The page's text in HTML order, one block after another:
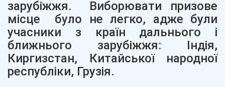
зарубіжжя. Виборювати призове
місце було не легко, адже були
учасники з країн дальнього і
ближнього зарубіжжя: Індія,
Киргизстан, Китайської народної
республіки, Грузія.